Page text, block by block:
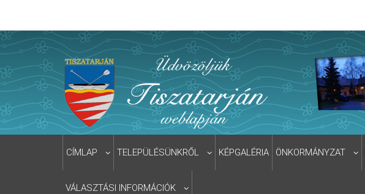
CÍMLAP TELEPÜLÉSÜNKRŐL KÉPGALÉRIA ÖNKORMÁNYZAT
VÁLASZTÁSI INFORMÁCIÓK